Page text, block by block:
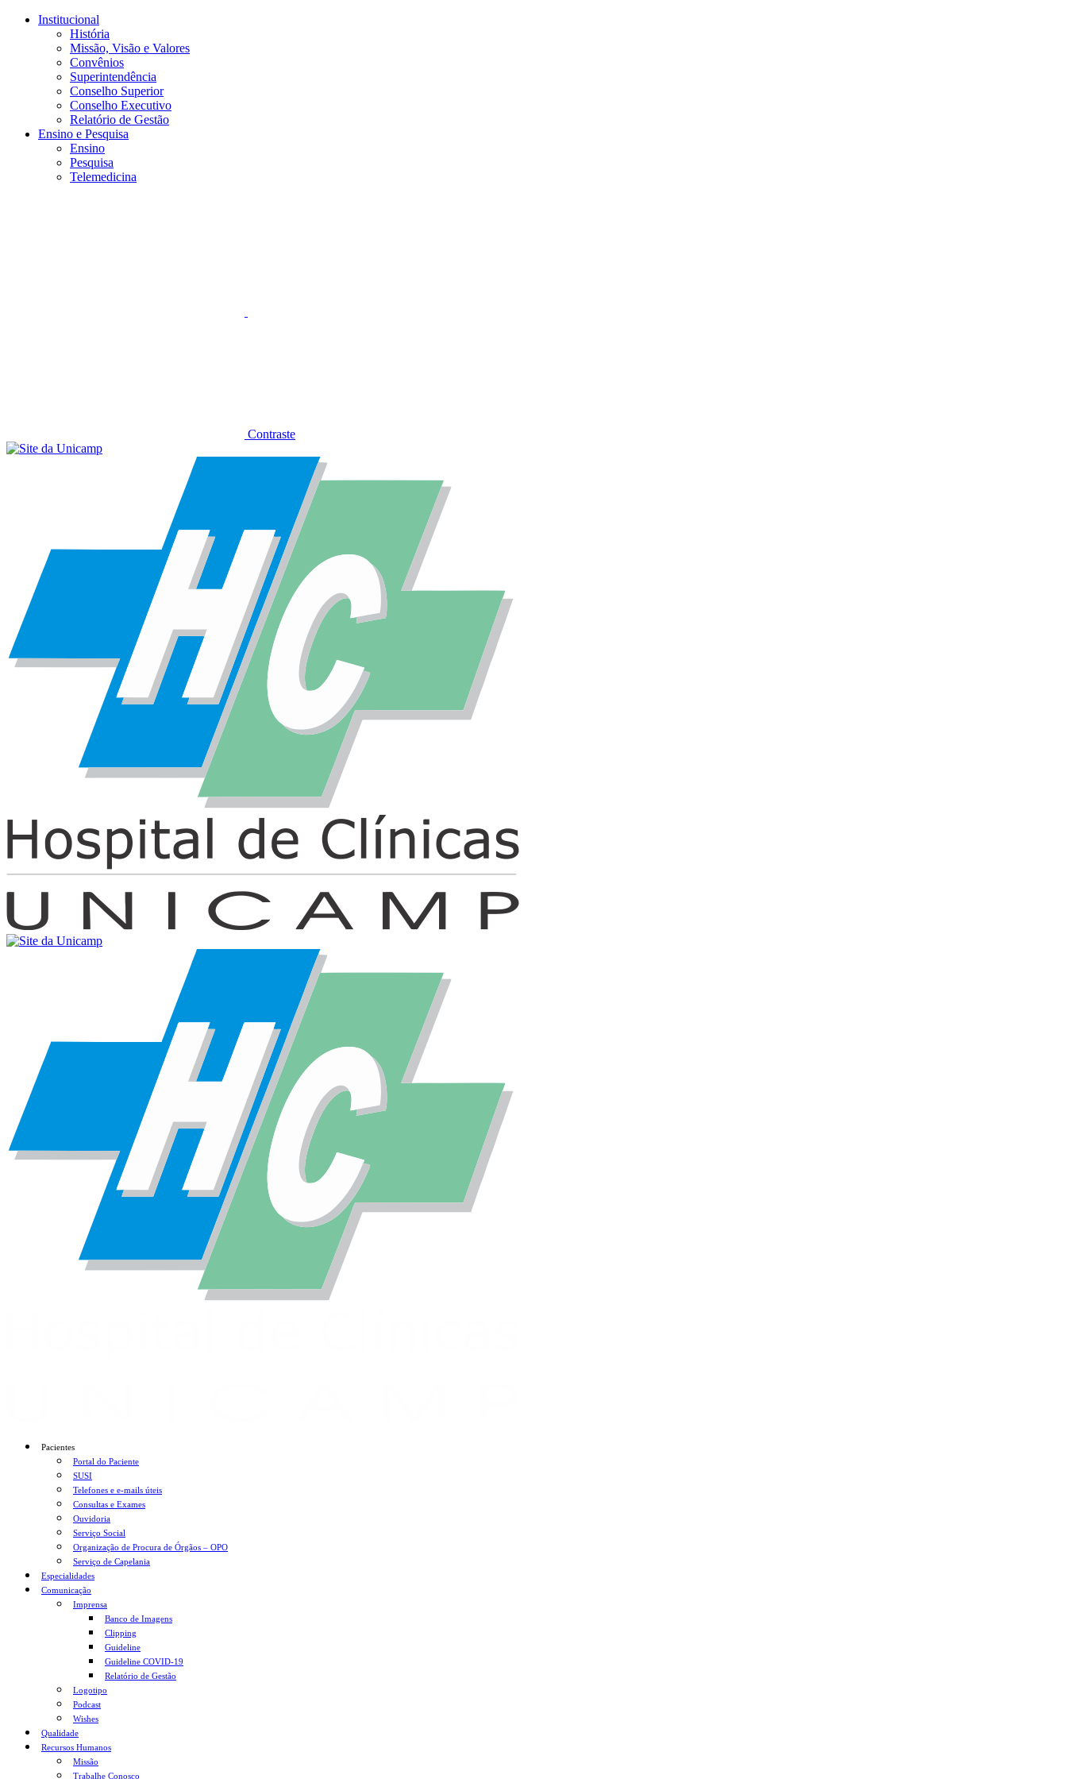
Conteúdo principal
Institucional
História
Missão, Visão e Valores
Convênios
Superintendência
Conselho Superior
Conselho Executivo
Relatório de Gestão
Ensino e Pesquisa
Ensino
Pesquisa
Telemedicina
Contraste
Pacientes
Portal do Paciente
SUSI
Telefones e e-mails úteis
Consultas e Exames
Ouvidoria
Serviço Social
Organização de Procura de Órgãos – OPO
Serviço de Capelania
Especialidades
Comunicação
Imprensa
Banco de Imagens
Clipping
Guideline
Guideline COVID-19
Relatório de Gestão
Logotipo
Podcast
Wishes
Qualidade
Recursos Humanos
Missão
Trabalhe Conosco